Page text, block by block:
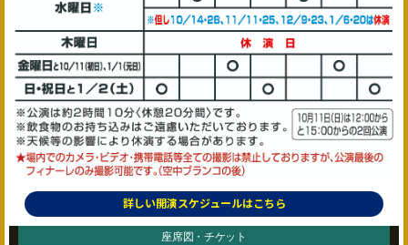
詳しい開演スケジュールはこちら
座席図・チケット